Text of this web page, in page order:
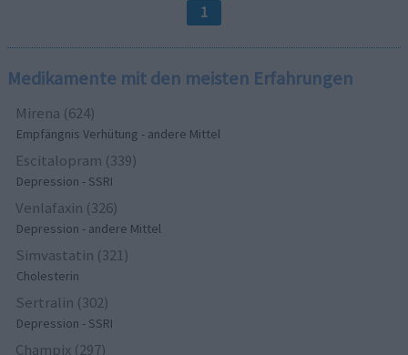
1
Medikamente mit den meisten Erfahrungen
Mirena (624)
Empfängnis Verhütung - andere Mittel
Escitalopram (339)
Depression - SSRI
Venlafaxin (326)
Depression - andere Mittel
Simvastatin (321)
Cholesterin
Sertralin (302)
Depression - SSRI
Champix (297)